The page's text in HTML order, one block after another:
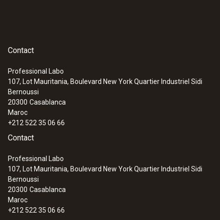
Contact
Professional Labo
107, Lot Mauritania, Boulevard New York Quartier Industriel Sidi
Bernoussi
20300 Casablanca
Maroc
+212 522 35 06 66
Contact
Professional Labo
107, Lot Mauritania, Boulevard New York Quartier Industriel Sidi
Bernoussi
20300 Casablanca
Maroc
+212 522 35 06 66